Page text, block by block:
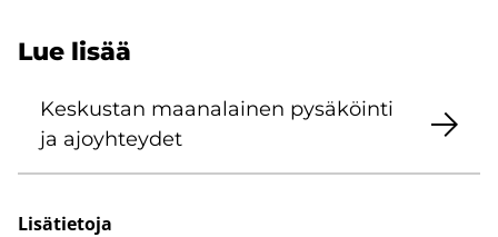
Lue lisää
Kes­kus­tan maa­na­lai­nen py­sä­köin­ti
ja ajo­yh­tey­det
Li­sä­tie­to­ja